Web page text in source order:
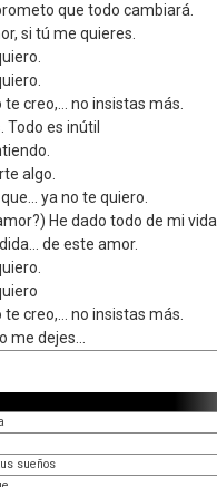
que todo cambiará.
si tú me quieres.
te creo,… no insistas más.
Todo es inútil
algo.
ya no te quiero.
He dado todo de mi vida
de este amor.
te creo,… no insistas más.
me dejes…
sueños